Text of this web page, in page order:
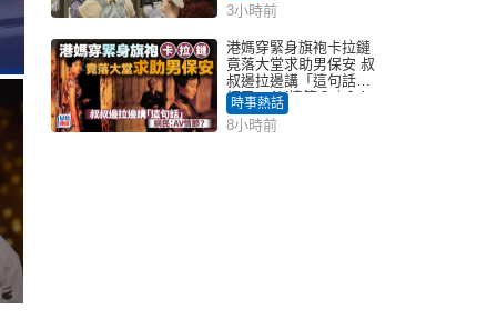
3小時前
港媽穿緊身旗袍卡拉鏈
竟落大堂求助男保安 叔
叔邊拉邊講「這句話」
網民：AV情節？｜Juicy
叮
時事熱話
8小時前